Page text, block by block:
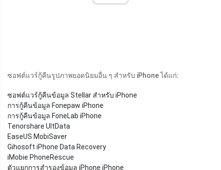
ซอฟต์แวร์กู้คืนรูปภาพยอดนิยมอื่น ๆ สำหรับ iPhone ได้แก่:
ซอฟต์แวร์กู้คืนข้อมูล Stellar สำหรับ iPhone
การกู้คืนข้อมูล Fonepaw iPhone
การกู้คืนข้อมูล FoneLab iPhone
Tenorshare UltData
EaseUS MobiSaver
Gihosoft iPhone Data Recovery
iMobie PhoneRescue
ตัวแยกการสำรองข้อมูล iPhone iPhone